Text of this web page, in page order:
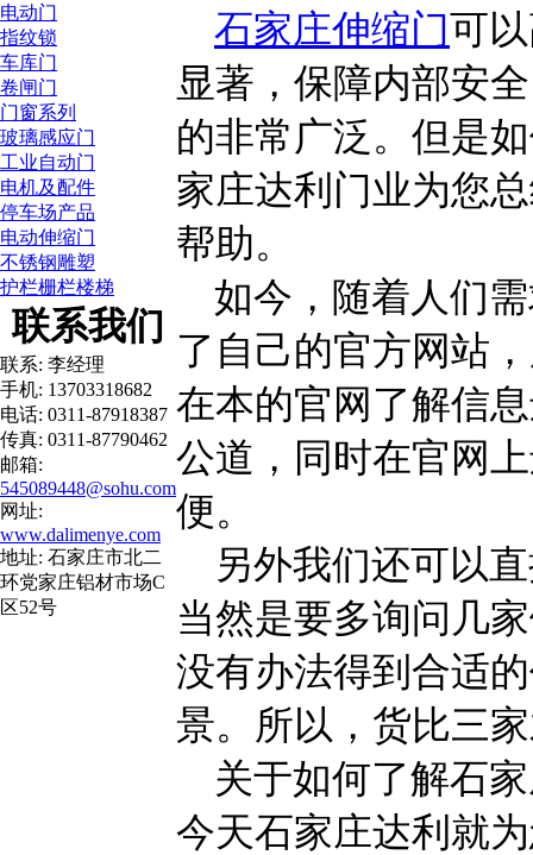
电动门
指纹锁
车库门
卷闸门
门窗系列
玻璃感应门
工业自动门
电机及配件
停车场产品
电动伸缩门
不锈钢雕塑
护栏栅栏楼梯
联系我们
联系: 李经理
手机: 13703318682
电话: 0311-87918387
传真: 0311-87790462
邮箱:
545089448@sohu.com
网址:
www.dalimenye.com
地址: 石家庄市北二
环党家庄铝材市场C
区52号
石家庄伸缩门可
显著，保障内部安
的非常广泛。但是
家庄达利门业为您
帮助。
如今，随着人们
了自己的官方网站
在本的官网了解信
公道，同时在官网
便。
另外我们还可以
当然是要多询问几
没有办法得到合适
景。所以，货比三
关于如何了解石
今天石家庄达利就